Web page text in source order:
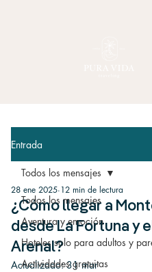
Entrada
Todos los mensajes
Aventura y emoción
Hoteles solo para adultos y
Actividades gratuitas
Todos los mensajes
¿Cómo llegar a
desde La Fortuna y
Arenal?
28 ene 2025 12 min de lectura
Actualizado:31 mar